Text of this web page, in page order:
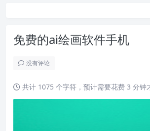
免费的ai绘画软件手机
没有评论
共计 1075 个字符，预计需要花费 3 分钟